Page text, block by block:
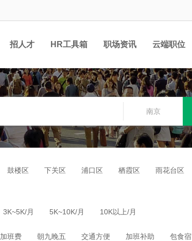
招人才 HR工具箱 职场资讯 云端职位
南京
鼓楼区 下关区 浦口区 栖霞区 雨花台区
3K~5K/月 5K~10K/月 10K以上/月
加班费 朝九晚五 交通方便 加班补助 包食宿